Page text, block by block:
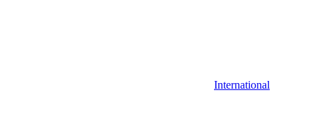
International